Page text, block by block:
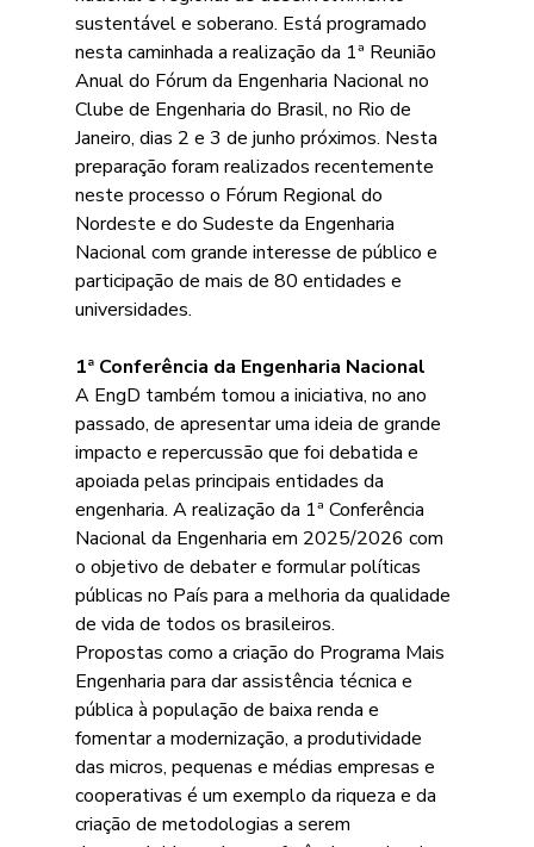
sustentável e soberano. Está programado
nesta caminhada a realização da 1ª Reunião
Anual do Fórum da Engenharia Nacional no
Clube de Engenharia do Brasil, no Rio de
Janeiro, dias 2 e 3 de junho próximos. Nesta
preparação foram realizados recentemente
neste processo o Fórum Regional do
Nordeste e do Sudeste da Engenharia
Nacional com grande interesse de público e
participação de mais de 80 entidades e
universidades.
1ª Conferência da Engenharia Nacional
A EngD também tomou a iniciativa, no ano
passado, de apresentar uma ideia de grande
impacto e repercussão que foi debatida e
apoiada pelas principais entidades da
engenharia. A realização da 1ª Conferência
Nacional da Engenharia em 2025/2026 com
o objetivo de debater e formular políticas
públicas no País para a melhoria da qualidade
de vida de todos os brasileiros.
Propostas como a criação do Programa Mais
Engenharia para dar assistência técnica e
pública à população de baixa renda e
fomentar a modernização, a produtividade
das micros, pequenas e médias empresas e
cooperativas é um exemplo da riqueza e da
criação de metodologias a serem